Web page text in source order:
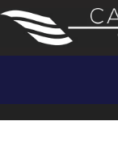
Saltar
contenido